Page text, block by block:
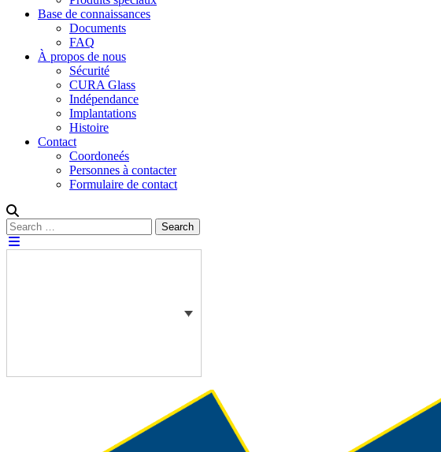
Base de connaissances
Documents
FAQ
À propos de nous
Sécurité
CURA Glass
Indépendance
Implantations
Histoire
Contact
Coordoneés
Personnes à contacter
Formulaire de contact
Rechercher : Search